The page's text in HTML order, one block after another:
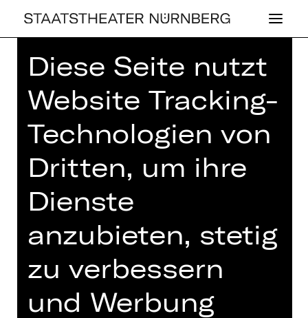
Home>Haus>Künstler*innen> Sol
BALLETT
SOL LEÓN
Diese Seite nutzt
Website Tracking-
Technologien von
Dritten, um ihre
Dienste
anzubieten, stetig
zu verbessern
und Werbung